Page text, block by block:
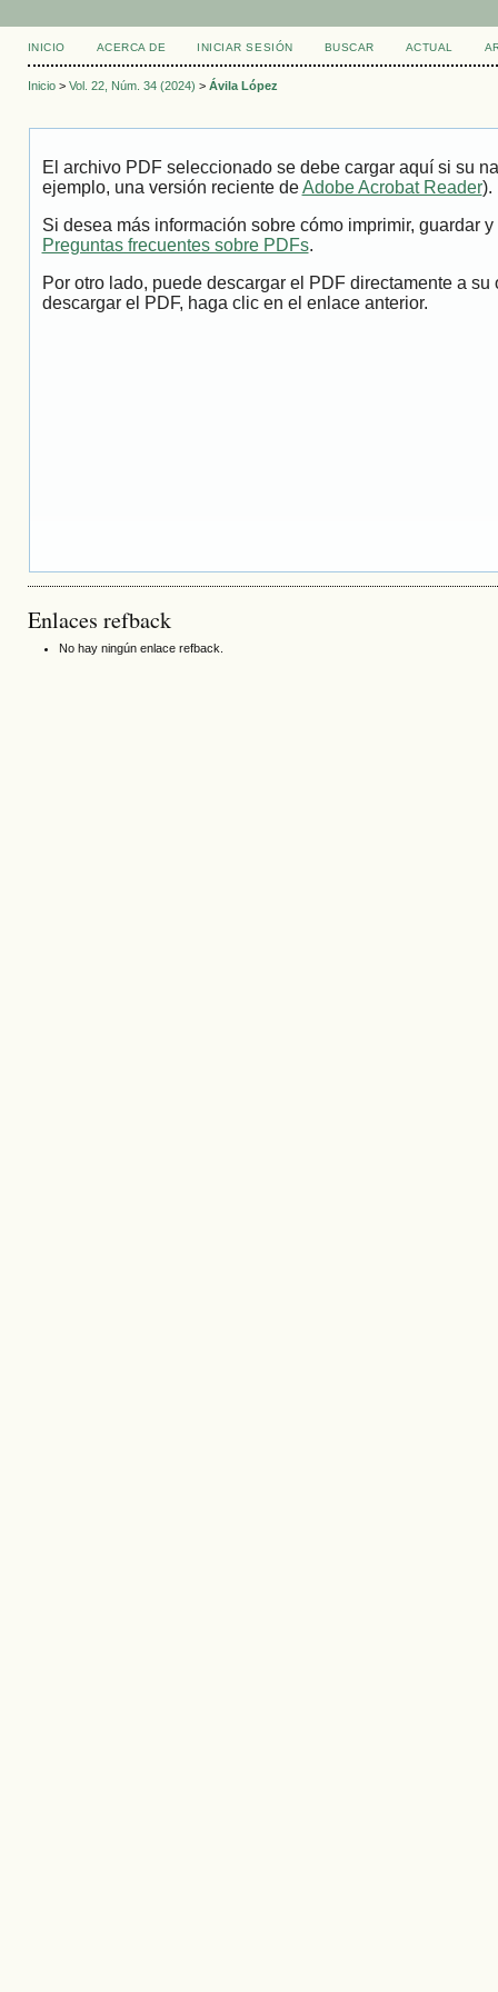
INICIO ACERCA DE INICIAR SESIÓN BUSCAR ACTUAL
Inicio> Vol. 22, Núm. 34 (2024) > Ávila López
El archivo PDF seleccionado se debe cargar aquí si su
ejemplo, una versión reciente deAdobe Acrobat Reader).
Si desea más información sobre cómo imprimir, guardar
Preguntas frecuentes sobre PDFs.
Por otro lado, puede descargar el PDF directamente a
descargar el PDF, haga clic en el enlace anterior.
Enlaces refback
No hay ningún enlace refback.